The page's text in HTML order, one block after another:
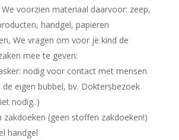
voorzien materiaal daarvoor: zeep,
handgel, papieren
We vragen om voor je kind de
mee te geven:
nodig voor contact met mensen
de eigen bubbel, bv. Doktersbezoek
nodig..)
zakdoeken (geen stoffen zakdoeken!)
handgel